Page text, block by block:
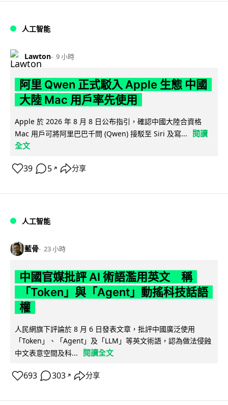
人工智能
Lawton 9 小時
阿里 Qwen 正式駁入 Apple 生態 中國
大陸 Mac 用戶率先使用
Apple 於 2026 年 8 月 8 日公布指引，確認中國大陸合資格
Mac 用戶可將阿里巴巴千問 (Qwen) 接駁至 Siri 及寫...
閱讀
全文
39 5 ↗ 分享
人工智能
藍骨 23 小時
中國官媒批評 AI 術語濫用英文 稱
「Token」與「Agent」動搖科技話語
權
人民網旗下評論於 8 月 6 日發表文章，批評中國廣泛使用
「Token」、「Agent」及「LLM」等英文術語，認為做法侵蝕
中文表意空間及科...
閱讀全文
693 303 ↗ 分享